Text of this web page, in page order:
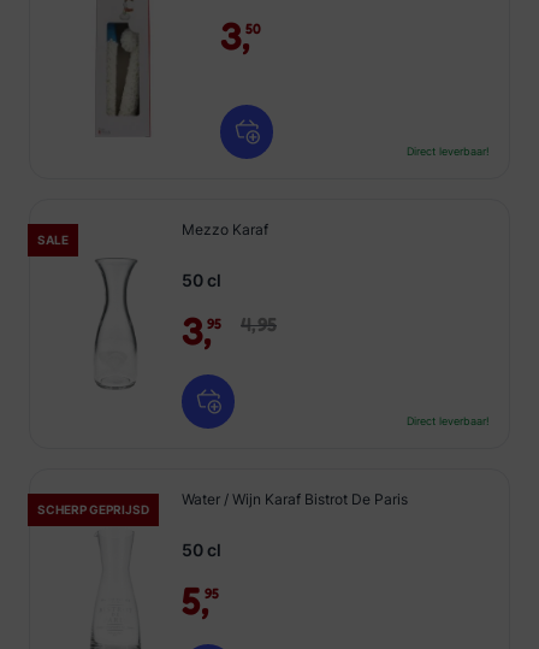
3,50
Direct leverbaar!
SALE
Mezzo Karaf
50 cl
3,95 4,95
Direct leverbaar!
SCHERP GEPRIJSD
Water / Wijn Karaf Bistrot De Paris
50 cl
5,95